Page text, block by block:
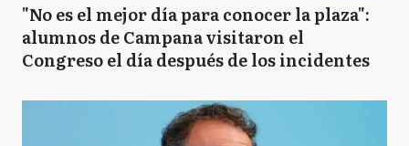
"No es el mejor día para conocer la plaza":
alumnos de Campana visitaron el
Congreso el día después de los incidentes